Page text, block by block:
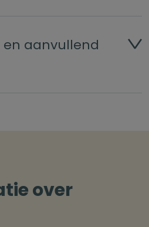
en aanvullend
over